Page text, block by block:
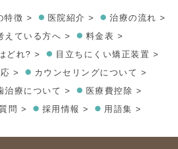
特徴 > 医院紹介 >
治療の流れ >
えている方へ >
料金表 >
どれ? >
目立ちにくい矯正装置 >
>
カウンセリングについて >
治療について >
医療費控除 >
問 >
採用情報 > 用語集 >